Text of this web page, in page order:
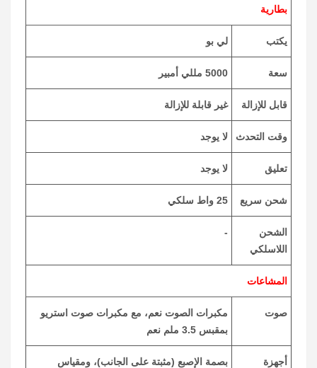
بطارية
يكتب لي بو
سعة 5000 مللي أمبير
قابل للإزالة غير قابلة للإزالة
وقت التحدث لا يوجد
تعليق لا يوجد
شحن سريع 25 واط سلكي
الشحن
اللاسلكي
-
المشاعات
صوت
مكبرات الصوت نعم، مع مكبرات صوت استريو
بمقبس 3.5 ملم نعم
أجهزة
بصمة الإصبع (مثبتة على الجانب)، ومقياس